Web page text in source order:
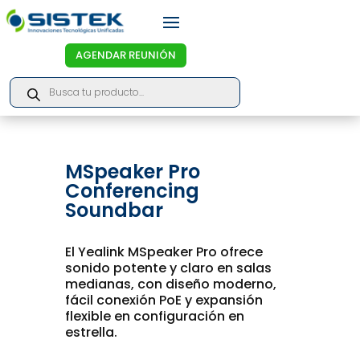
AGENDAR REUNIÓN
Products
search
MSpeaker Pro
Conferencing
Soundbar
El Yealink MSpeaker Pro ofrece
sonido potente y claro en salas
medianas, con diseño moderno,
fácil conexión PoE y expansión
flexible en configuración en
estrella.